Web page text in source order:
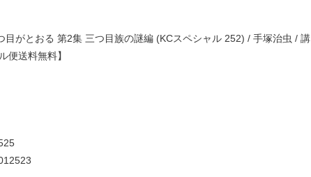
目がとおる 第2集 三つ目族の謎編 (KCスペシャル 252) / 手塚治虫 / 講
便送料無料】